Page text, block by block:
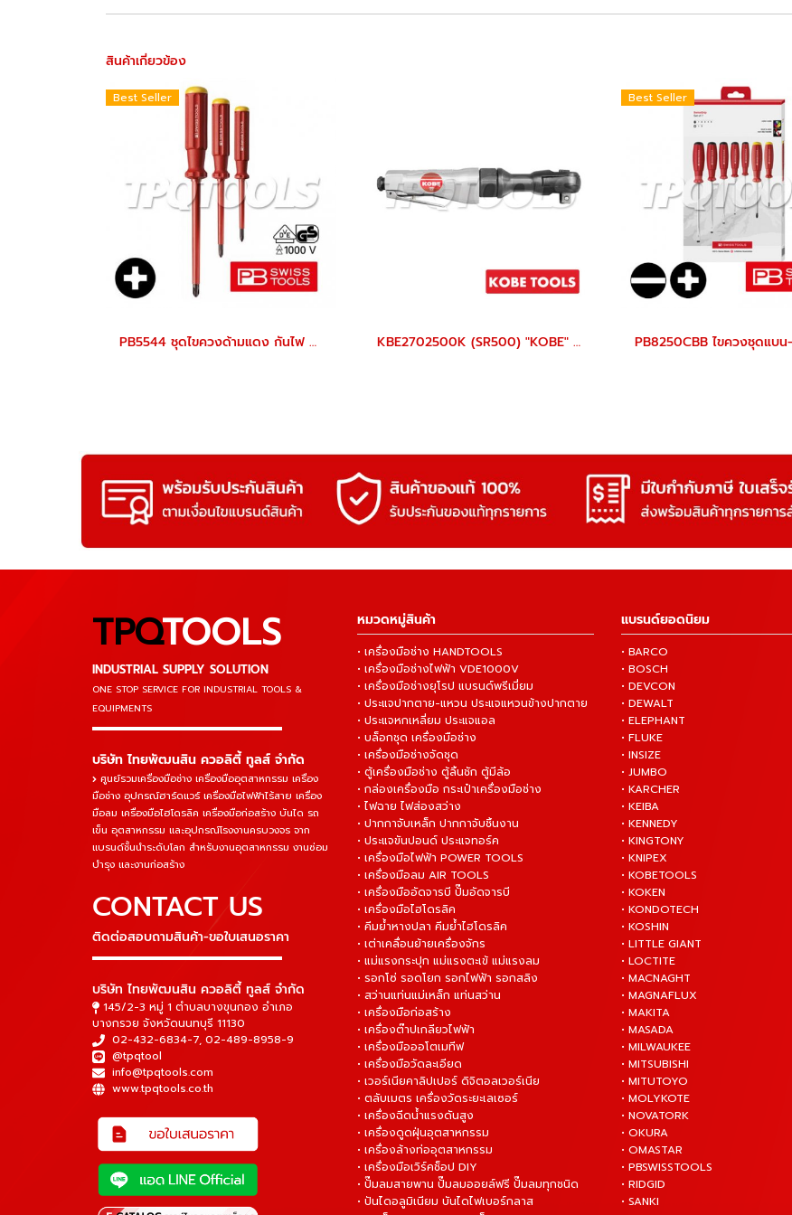
สินค้าเกี่ยวข้อง
Best Seller
PB5544 ชุดไขควงด้ามแดง กันไฟ 3 ตัว/ชุด VDE ปากแฉกเบอร์ 1,2,3 PB SWISS TOOLS KBE2702500K (SR500) "KOBE" ด้ามฟรีลม 4 หุน (1/2") SPEED RATCHETS AIR 1/2" "KOBETOOLS" สินค้าประเทศอังกฤษ
Best Seller
TPQTOOLS
INDUSTRIAL SUPPLY SOLUTION
ONE STOP SERVICE FOR INDUSTRIAL TOOLS &
EQUIPMENTS
▬▬▬▬▬▬▬▬▬▬▬▬▬▬▬
บริษัท ไทยพัฒนสิน ควอลิตี้ ทูลส์ จำกัด
ศูนย์รวมเครื่องมือช่าง เครื่องมืออุตสาหกรรม เครื่อง
มือช่าง อุปกรณ์ฮาร์ดแวร์ เครื่องมือไฟฟ้าไร้สาย เครื่อง
มือลม เครื่องมือไฮโดรลิค เครื่องมือก่อสร้าง บันได รถ
เข็น อุตสาหกรรม และอุปกรณ์โรงงานครบวงจร จาก
แบรนด์ชั้นนำระดับโลก สำหรับงานอุตสาหกรรม งานซ่อม
บำรุง และงานก่อสร้าง
CONTACT US
ติดต่อสอบถามสินค้า-ขอใบเสนอราคา
▬▬▬▬▬▬▬▬▬▬▬▬▬▬▬
บริษัท ไทยพัฒนสิน ควอลิตี้ ทูลส์ จำกัด
145/2-3 หมู่ 1 ตำบลบางขุนกอง อำเภอ
บางกรวย จังหวัดนนทบุรี 11130
02-432-6834-7, 02-489-8958-9
@tpqtool
info@tpqtools.com
www.tpqtools.co.th
หมวดหมู่สินค้า
• เครื่องมือช่าง HANDTOOLS
• เครื่องมือช่างไฟฟ้า VDE1000V
• เครื่องมือช่างยุโรป แบรนด์พรีเมี่ยม
• ประแจปากตาย-แหวน ประแจแหวนข้างปากตาย
• ประแจหกเหลี่ยม ประแจแอล
• บล็อกชุด เครื่องมือช่าง
• เครื่องมือช่างจัดชุด
• ตู้เครื่องมือช่าง ตู้ลิ้นชัก ตู้มีล้อ
• กล่องเครื่องมือ กระเป๋าเครื่องมือช่าง
• ไฟฉาย ไฟส่องสว่าง
• ปากกาจับเหล็ก ปากกาจับชิ้นงาน
• ประแจขันปอนด์ ประแจทอร์ค
• เครื่องมือไฟฟ้า POWER TOOLS
• เครื่องมือลม AIR TOOLS
• เครื่องมืออัดจารบี ปั๊มอัดจารบี
• เครื่องมือไฮโดรลิค
• คีมย้ำหางปลา คีมย้ำไฮโดรลิค
• เต่าเคลื่อนย้ายเครื่องจักร
• แม่แรงกระปุก แม่แรงตะเข้ แม่แรงลม
• รอกโซ่ รอดโยก รอกไฟฟ้า รอกสลิง
• สว่านแท่นแม่เหล็ก แท่นสว่าน
• เครื่องมือก่อสร้าง
• เครื่องต๊าปเกลียวไฟฟ้า
• เครื่องมือออโตเมทีฟ
• เครื่องมือวัดละเอียด
• เวอร์เนียคาลิปเปอร์ ดิจิตอลเวอร์เนีย
• ตลับเมตร เครื่องวัดระยะเลเซอร์
• เครื่องฉีดน้ำแรงดันสูง
• เครื่องดูดฝุ่นอุตสาหกรรม
• เครื่องล้างท่ออุตสาหกรรม
• เครื่องมือเวิร์คช็อป DIY
• ปั๊มลมสายพาน ปั๊มลมออยล์ฟรี ปั๊มลมทุกชนิด
• ปันไดอลูมิเนียม บันไดไฟเบอร์กลาส
แบรนด์ยอดนิยม
• BARCO
• BOSCH
• DEVCON
• DEWALT
• ELEPHANT
• FLUKE
• INSIZE
• JUMBO
• KARCHER
• KEIBA
• KENNEDY
• KINGTONY
• KNIPEX
• KOBETOOLS
• KOKEN
• KONDOTECH
• KOSHIN
• LITTLE GIANT
• LOCTITE
• MACNAGHT
• MAGNAFLUX
• MAKITA
• MASADA
• MILWAUKEE
• MITSUBISHI
• MITUTOYO
• MOLYKOTE
• NOVATORK
• OKURA
• OMASTAR
• PBSWISSTOOLS
• RIDGID
• SANKI